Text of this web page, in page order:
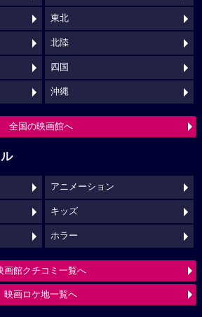
東北
北陸
四国
沖縄
全国の映画館へ
アニメーション
キッズ
ホラー
画館クチコミ一覧へ
映画ロケ地一覧へ